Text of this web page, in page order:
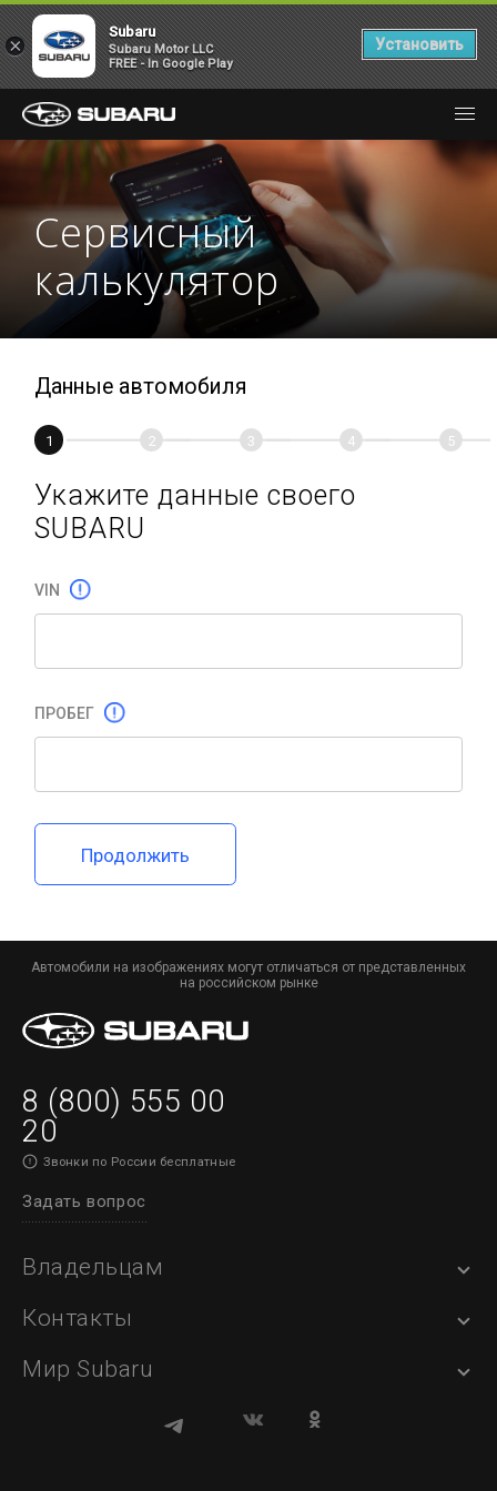
Сервисный
калькулятор
Данные автомобиля
1 2 3 4 5
Укажите данные своего
SUBARU
VIN
ПРОБЕГ
Продолжить
Автомобили на изображениях могут отличаться от представленных
на российском рынке
8 (800) 555 00
20
Звонки по России бесплатные
Задать вопрос
Владельцам
Контакты
Мир Subaru
×
Subaru
Subaru Motor LLC
FREE - In Google Play
Установить